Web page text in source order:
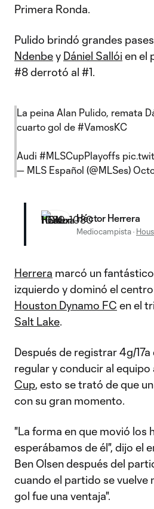
Primera Ronda.
Pulido brindó grandes
Ndenbey Dániel Sallói en el
#8 derrotó al #1.
La peina Alan Pulido, remata
cuarto gol de #VamosKC
Audi #MLSCupPlayoffs
— MLS Español (@MLSes)
Héctor Herrera
Mediocampista·
Herrera marcó un
izquierdo y dominó el
Houston Dynamo FC en el
Salt Lake.
Después de registrar 4g/
regular y conducir al equipo
Cup, esto se trató de que
con su gran momento.
"La forma en que movió los
esperábamos de él", dijo el
Ben Olsen después del
cuando el partido se vuelve
gol fue una ventaja".